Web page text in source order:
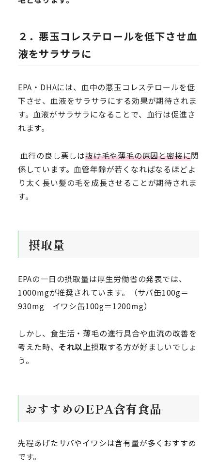
２．悪玉コレステロールを低下させ血
液をサラサラに
EPA・DHAには、血中の悪玉コレステロールを低
下させ、血液をサラサラにする効果が期待されま
す。血液がサラサラになることで、血行は促進さ
れます。
血行の良し悪しは抜け毛や薄毛の原因と密接に関
係しています。血管年齢が若くなればなるほどよ
り太く長い髪の毛を成長させることが期待されま
す。
摂取量
EPAの一日の摂取量は厚生労働省の発表では、
1000mgが推奨されています。（サバ缶100g＝
930mg イワシ缶100g＝1200mg）
しかし、食生活・薄毛の進行具合や血流の改善を
考えた時、 それ以上摂取する方が好ましいでしょ
う。
おすすめのEPA含有食品
先程あげたサバやイワシは含有量が多くおすすめ
です。